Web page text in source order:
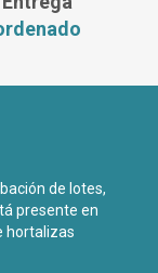
de lotes,
presente en
hortalizas